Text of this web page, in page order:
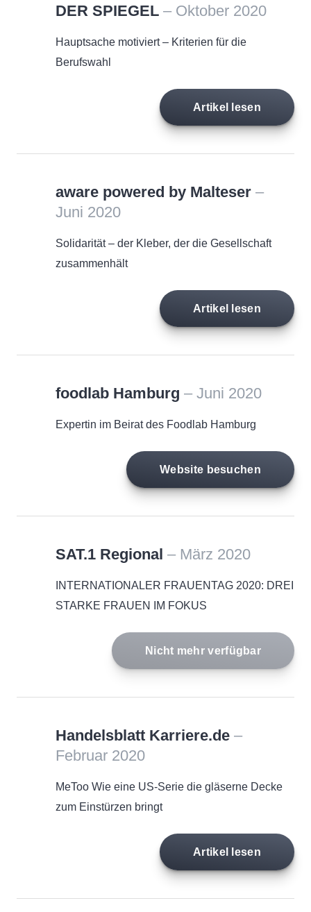
DER SPIEGEL – Oktober 2020
Hauptsache motiviert – Kriterien für die
Berufswahl
Artikel lesen
aware powered by Malteser –
Juni 2020
Solidarität – der Kleber, der die Gesellschaft
zusammenhält
Artikel lesen
foodlab Hamburg – Juni 2020
Expertin im Beirat des Foodlab Hamburg
Website besuchen
SAT.1 Regional – März 2020
INTERNATIONALER FRAUENTAG 2020: DREI
STARKE FRAUEN IM FOKUS
Nicht mehr verfügbar
Handelsblatt Karriere.de –
Februar 2020
MeToo Wie eine US-Serie die gläserne Decke
zum Einstürzen bringt
Artikel lesen